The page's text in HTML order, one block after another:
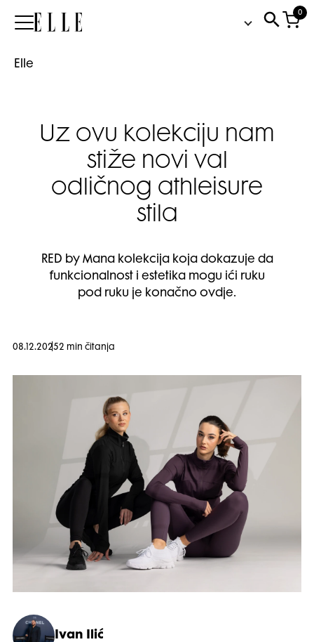
Elle
0
Elle
Uz ovu kolekciju nam
stiže novi val
odličnog athleisure
stila
RED by Mana kolekcija koja dokazuje da
funkcionalnost i estetika mogu ići ruku
pod ruku je konačno ovdje.
08.12.20252 min čitanja
Ivan Ilić